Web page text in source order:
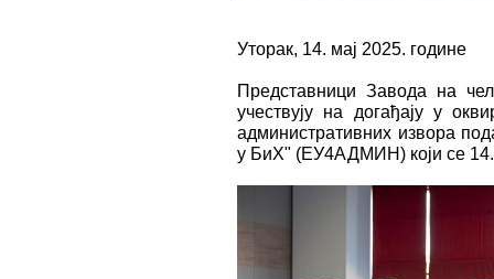
Уторак, 14. мај 2025. године
Представници Завода на
учествују на догађају у
административних извора
у БиХ" (ЕУ4АДМИН) који се